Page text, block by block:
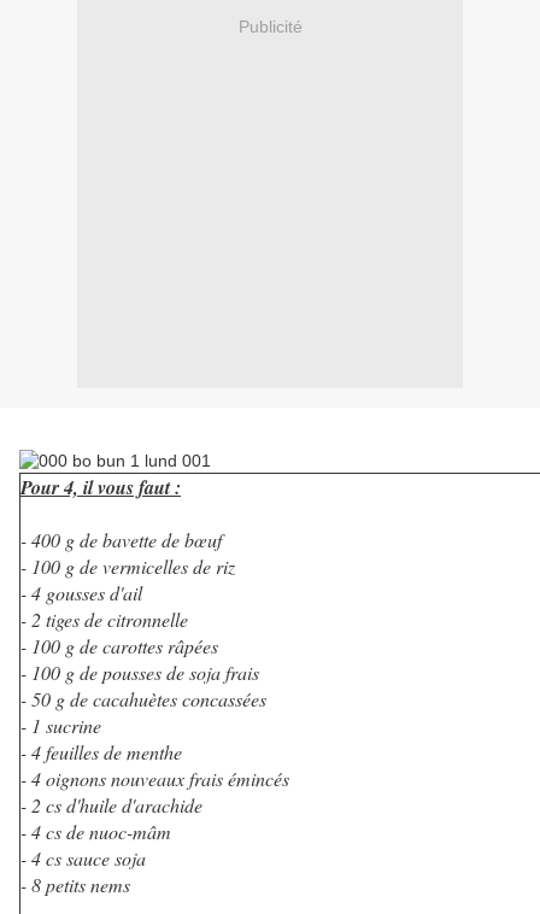
Publicité
Pour 4, il vous faut :
- 400 g de bavette de bœuf
- 100 g de vermicelles de riz
- 4 gousses d'ail
- 2 tiges de citronnelle
- 100 g de carottes râpées
- 100 g de pousses de soja frais
- 50 g de cacahuètes concassées
- 1 sucrine
- 4 feuilles de menthe
- 4 oignons nouveaux frais émincés
- 2 cs d'huile d'arachide
- 4 cs de nuoc-mâm
- 4 cs sauce soja
- 8 petits nems